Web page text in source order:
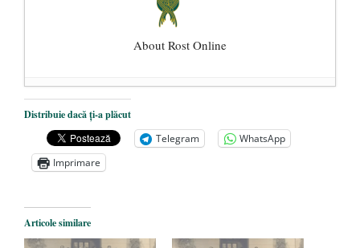
About Rost Online
Dezvăluiri cutremurătoare despre
președintele Ucrainei, Volodymyr
Zelensky
- 13 mai 2026
Statul care servește Națiunea
Legea Vexler produce efecte. Bustul
poetului Octavian Goga, înlăturat din Iași
Distribuie dacă ți-a plăcut
Telegram
WhatsApp
Imprimare
Articole similare